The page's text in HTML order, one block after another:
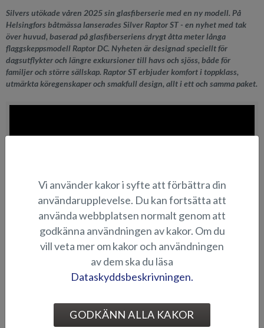
Silvers utökade våren 2025 sin glasfiberserie med en ny modell. På
Helsingfors båtmässa lanserades Silver Raptor ST - en nyhet med tak
över huvud, baserad på glasfiberseriens drygt åtta meter långa
flaggskeppsmodell Raptor DC. Nyheten är designad speciellt för
dagsutflykter och längre exkursioner till havs och sjöss, både för
familjer och större sällskap. Raptor ST erbjuder komfort i toppklass,
utmärkta köregenskaper och smakfull design, allt i ett och samma paket.
fast takkonstruktion som kompletteras av ett stort, öppningsbart
och elektriskt styrt kanvastak. De fasta takkonstruktionerna är
Vi använder kakor i syfte att förbättra din
användarupplevelse. Du kan fortsätta att
använda webbplatsen normalt genom att
godkänna användningen av kakor. Om du
vill veta mer om kakor och användningen
av dem ska du läsa
Dataskyddsbeskrivningen.
GODKÄNN ALLA KAKOR